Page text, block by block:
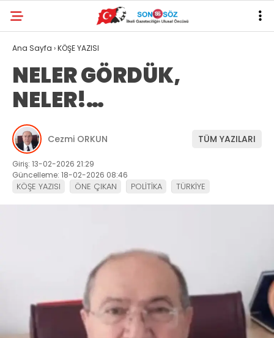
Ana Sayfa ›KÖŞE YAZISI
NELER GÖRDÜK,
NELER!…
Cezmi ORKUN TÜM YAZILARI
Giriş: 13-02-2026 21:29
Güncelleme: 18-02-2026 08:46
KÖŞE YAZISI ÖNE ÇIKAN POLİTİKA TÜRKİYE